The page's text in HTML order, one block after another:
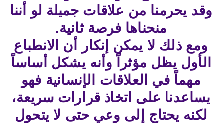
وقد يحرمنا من علاقات جميلة لو أننا
منحناها فرصة ثانية.
ومع ذلك لا يمكن إنكار أن الانطباع
الأول يظل مؤثراً وأنه يشكل أساساً
مهماً في العلاقات الإنسانية فهو
يساعدنا على اتخاذ قرارات سريعة،
لكنه يحتاج إلى وعي حتى لا يتحول